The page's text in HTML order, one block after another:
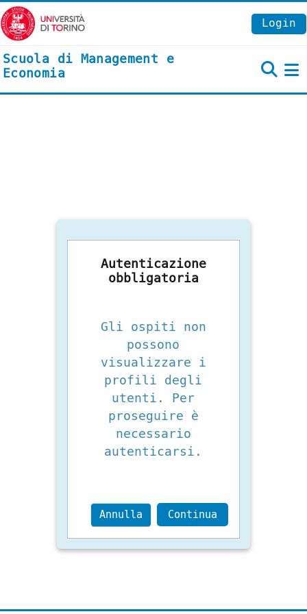
Vai al contenuto principale
Login
Scuola di Management e
Economia
Autenticazione
obbligatoria
Gli ospiti non
possono
visualizzare i
profili degli
utenti. Per
proseguire è
necessario
autenticarsi.
Annulla Continua